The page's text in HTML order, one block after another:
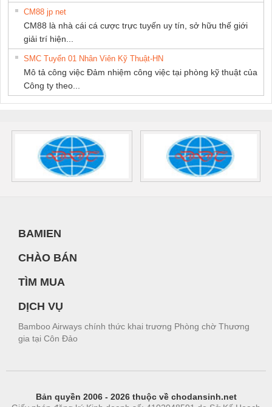
CM88 jp net
CM88 là nhà cái cá cược trực tuyến uy tín, sở hữu thế giới
giải trí hiện...
SMC Tuyển 01 Nhân Viên Kỹ Thuật-HN
Mô tả công việc Đảm nhiệm công việc tại phòng kỹ thuật của
Công ty theo...
BAMIEN
CHÀO BÁN
TÌM MUA
DỊCH VỤ
Bamboo Airways chính thức khai trương Phòng chờ Thương
gia tại Côn Đảo
Bản quyền 2006 - 2026 thuộc về chodansinh.net